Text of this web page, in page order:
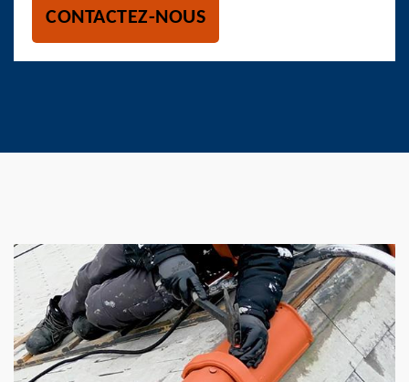
CONTACTEZ-NOUS